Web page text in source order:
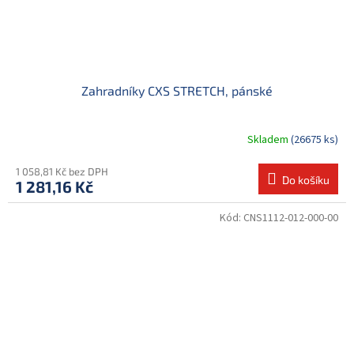
Zahradníky CXS STRETCH, pánské
Skladem (26675 ks)
1 058,81 Kč bez DPH
1 281,16 Kč Do košíku
Kód: CNS1112-012-000-00